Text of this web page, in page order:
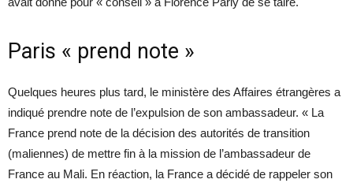
Paris « prend note »
Quelques heures plus tard, le ministère des Affaires étrangères a
indiqué prendre note de l’expulsion de son ambassadeur. « La
France prend note de la décision des autorités de transition
(maliennes) de mettre fin à la mission de l’ambassadeur de
France au Mali. En réaction, la France a décidé de rappeler son